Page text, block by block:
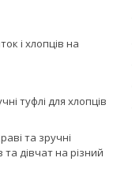
і хлопців на
туфлі для хлопців
та зручні
та дівчат на різний